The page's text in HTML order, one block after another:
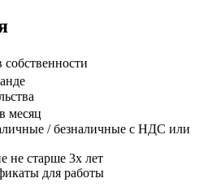
месяц
/ безналичные с НДС или
не старше 3х лет
для работы